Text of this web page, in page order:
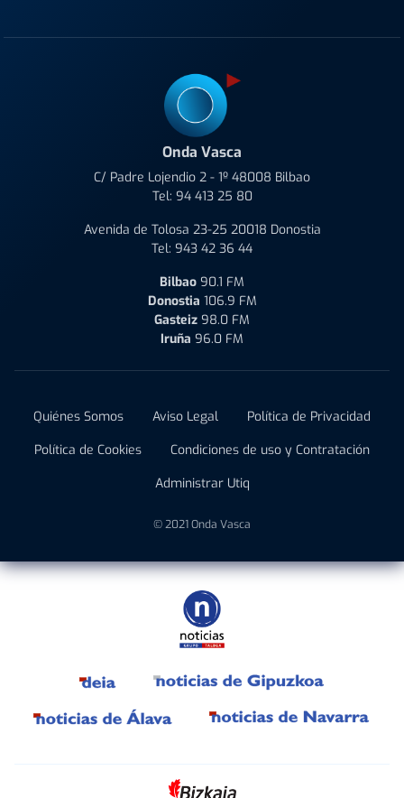
Onda Vasca
C/ Padre Lojendio 2 - 1º 48008 Bilbao
Tel: 94 413 25 80
Avenida de Tolosa 23-25 20018 Donostia
Tel: 943 42 36 44
Bilbao 90.1 FM
Donostia 106.9 FM
Gasteiz 98.0 FM
Iruña 96.0 FM
Quiénes Somos Aviso Legal
Política de Privacidad
Política de Cookies
Condiciones de uso y Contratación
Administrar Utiq
© 2021 Onda Vasca